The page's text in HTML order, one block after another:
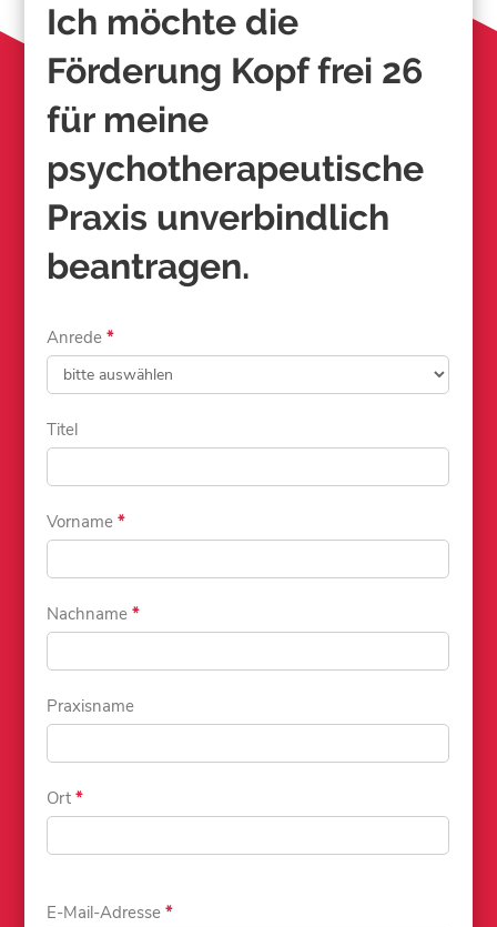
Ich möchte die
Förderung Kopf frei 26
für meine
psychotherapeutische
Praxis unverbindlich
beantragen.
Kopf
frei
26
Anrede*
Titel
Vorname*
Nachname*
Praxisname
Ort*
E-Mail-Adresse*